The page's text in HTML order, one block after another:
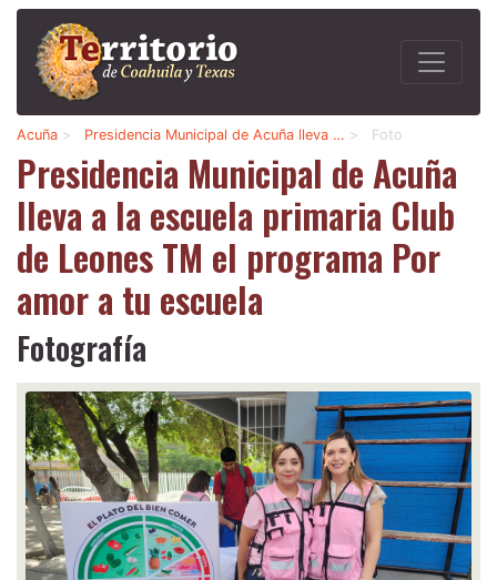
Acuña > Presidencia Municipal de Acuña lleva … > Foto
Presidencia Municipal de Acuña
lleva a la escuela primaria Club
de Leones TM el programa Por
amor a tu escuela
Fotografía